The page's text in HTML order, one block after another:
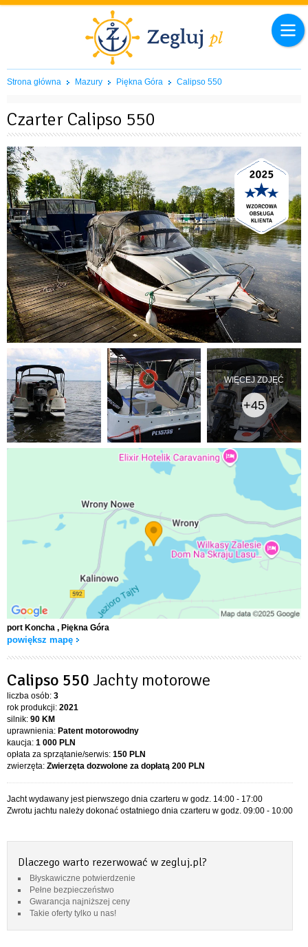
Strona główna Mazury Piękna Góra Calipso 550
Czarter Calipso 550
WIĘCEJ ZDJĘĆ
+45
port Koncha , Piękna Góra
powiększ mapę
Calipso 550 Jachty motorowe
liczba osób: 3
rok produkcji: 2021
silnik: 90 KM
uprawnienia: Patent motorowodny
kaucja: 1 000 PLN
opłata za sprzątanie/serwis: 150 PLN
zwierzęta: Zwierzęta dozwolone za dopłatą 200 PLN
Jacht wydawany jest pierwszego dnia czarteru w godz. 14:00 - 17:00
Zwrotu jachtu należy dokonać ostatniego dnia czarteru w godz. 09:00 - 10:00
Dlaczego warto rezerwować w zegluj.pl?
Błyskawiczne potwierdzenie
Pełne bezpieczeństwo
Gwarancja najniższej ceny
Takie oferty tylko u nas!